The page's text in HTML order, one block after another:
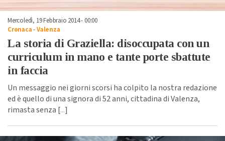
Mercoledì, 19 Febbraio 2014 - 00:00
Cronaca-Valenza
La storia di Graziella: disoccupata con un
curriculum in mano e tante porte sbattute
in faccia
Un messaggio nei giorni scorsi ha colpito la nostra redazione
ed è quello di una signora di 52 anni, cittadina di Valenza,
rimasta senza [...]